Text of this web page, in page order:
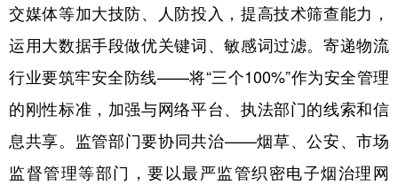
交媒体等加大技防、人防投入，提高技术筛查能力，
运用大数据手段做优关键词、敏感词过滤。寄递物流
行业要筑牢安全防线——将“三个100%”作为安全管理
的刚性标准，加强与网络平台、执法部门的线索和信
息共享。监管部门要协同共治——烟草、公安、市场
监督管理等部门，要以最严监管织密电子烟治理网